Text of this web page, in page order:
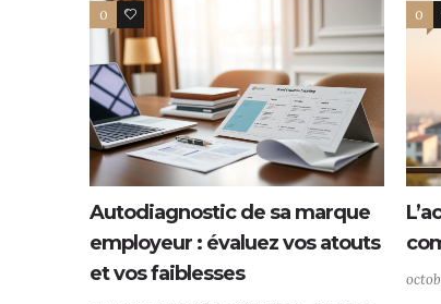
0 0
Autodiagnostic de sa marque
employeur : évaluez vos atouts
et vos faiblesses
0